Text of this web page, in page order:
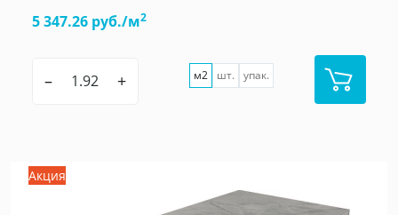
5 347.26 руб./м2
– + м2 шт. упак.
Акция